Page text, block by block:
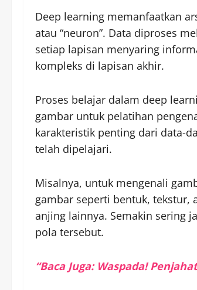
Deep learning memanfaatkan
atau “neuron”. Data diproses
setiap lapisan menyaring
kompleks di lapisan akhir.
Proses belajar dalam deep
gambar untuk pelatihan
karakteristik penting dari data-
telah dipelajari.
Misalnya, untuk mengenali
gambar seperti bentuk, tekstur,
anjing lainnya. Semakin sering
pola tersebut.
“Baca Juga: Waspada!